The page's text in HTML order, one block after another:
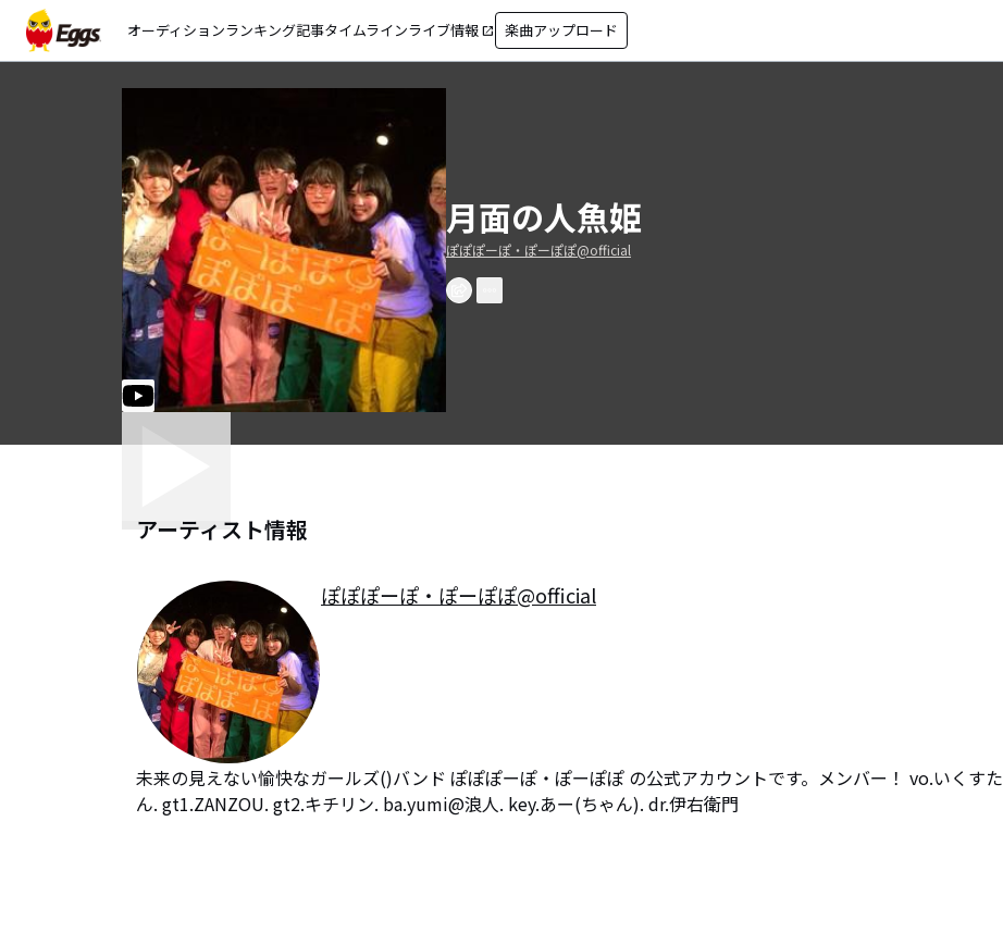
オーディションランキング記事タイムラインライブ情報 open_in_new 楽曲アップロード
月面の人魚姫
ぽぽぽーぽ・ぽーぽぽ@official
アーティスト情報
ぽぽぽーぽ・ぽーぽぽ@official
未来の見えない愉快なガールズ()バンド ぽぽぽーぽ・ぽーぽぽ の公式アカウントです。メンバー！ vo.いくすた
ん. gt1.ZANZOU. gt2.キチリン. ba.yumi@浪人. key.あー(ちゃん). dr.伊右衛門